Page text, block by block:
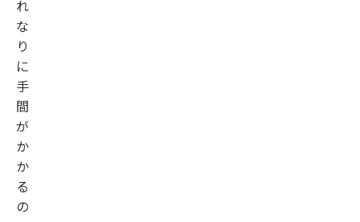
れ
な
り
に
手
間
が
か
か
る
の